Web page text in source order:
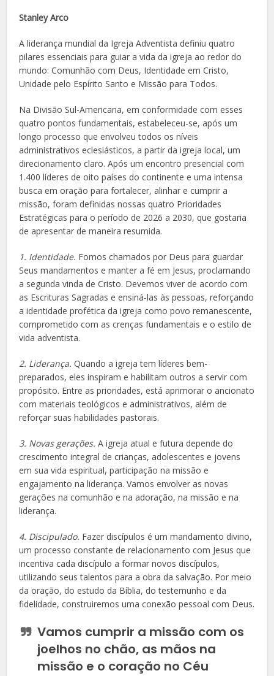
Stanley Arco
A liderança mundial da Igreja Adventista definiu quatro
pilares essenciais para guiar a vida da igreja ao redor do
mundo: Comunhão com Deus, Identidade em Cristo,
Unidade pelo Espírito Santo e Missão para Todos.
Na Divisão Sul-Americana, em conformidade com esses
quatro pontos fundamentais, estabeleceu-se, após um
longo processo que envolveu todos os níveis
administrativos eclesiásticos, a partir da igreja local, um
direcionamento claro. Após um encontro presencial com
1.400 líderes de oito países do continente e uma intensa
busca em oração para fortalecer, alinhar e cumprir a
missão, foram definidas nossas quatro Prioridades
Estratégicas para o período de 2026 a 2030, que gostaria
de apresentar de maneira resumida.
1. Identidade. Fomos chamados por Deus para guardar
Seus mandamentos e manter a fé em Jesus, proclamando
a segunda vinda de Cristo. Devemos viver de acordo com
as Escrituras Sagradas e ensiná-las às pessoas, reforçando
a identidade profética da igreja como povo remanescente,
comprometido com as crenças fundamentais e o estilo de
vida adventista.
2. Liderança. Quando a igreja tem líderes bem­-
preparados, eles inspiram e habilitam outros a servir com
propósito. Entre as prioridades, está aprimorar o ancionato
com materiais teológicos e administrativos, além de
reforçar suas habilidades pastorais.
3. Novas gerações. A igreja atual e futura depende do
crescimento integral de crianças, adolescentes e jovens
em sua vida espiritual, participação na missão e
engajamento na liderança. Vamos envolver as novas
gerações na comunhão e na adoração, na missão e na
liderança.
4. Discipulado. Fazer discípulos é um mandamento divino,
um processo constante de relacionamento com Jesus que
incentiva cada discípulo a formar novos discípulos,
utilizando seus talentos para a obra da salvação. Por meio
da oração, do estudo da Bíblia, do testemunho e da
fidelidade, construiremos uma conexão pessoal com Deus.
Vamos cumprir a missão com os
joelhos no chão, as mãos na
missão e o coração no Céu